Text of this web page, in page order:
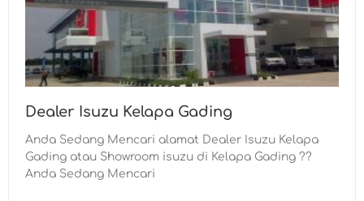
Dealer Isuzu Kelapa Gading
Anda Sedang Mencari alamat Dealer Isuzu Kelapa
Gading atau Showroom isuzu di Kelapa Gading ??
Anda Sedang Mencari